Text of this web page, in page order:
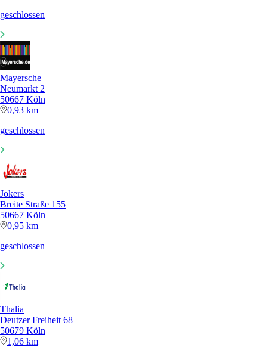
geschlossen
Mayersche
Neumarkt 2
50667 Köln
0,93 km
geschlossen
Jokers
Breite Straße 155
50667 Köln
0,95 km
geschlossen
Thalia
Deutzer Freiheit 68
50679 Köln
1,06 km